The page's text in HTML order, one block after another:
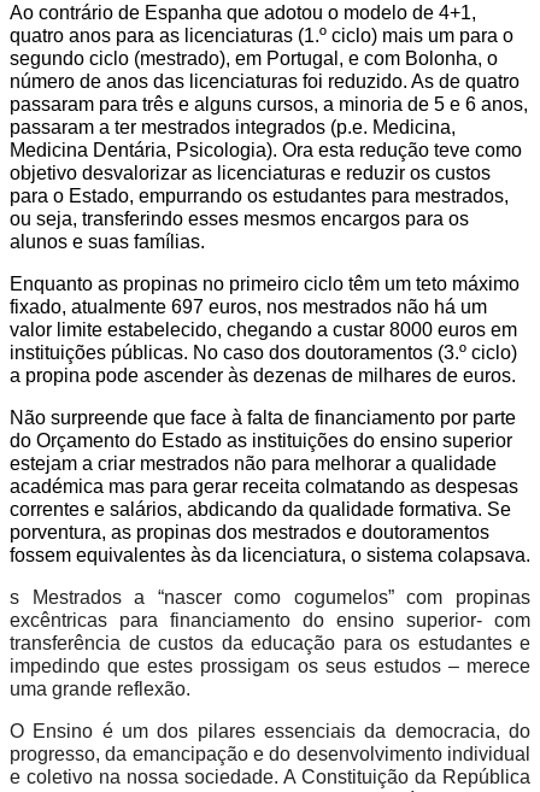
Ao contrário de Espanha que adotou o modelo de 4+1,
quatro anos para as licenciaturas (1.º ciclo) mais um para o
segundo ciclo (mestrado), em Portugal, e com Bolonha, o
número de anos das licenciaturas foi reduzido. As de quatro
passaram para três e alguns cursos, a minoria de 5 e 6 anos,
passaram a ter mestrados integrados (p.e. Medicina,
Medicina Dentária, Psicologia). Ora esta redução teve como
objetivo desvalorizar as licenciaturas e reduzir os custos
para o Estado, empurrando os estudantes para mestrados,
ou seja, transferindo esses mesmos encargos para os
alunos e suas famílias.
Enquanto as propinas no primeiro ciclo têm um teto máximo
fixado, atualmente 697 euros, nos mestrados não há um
valor limite estabelecido, chegando a custar 8000 euros em
instituições públicas. No caso dos doutoramentos (3.º ciclo)
a propina pode ascender às dezenas de milhares de euros.
Não surpreende que face à falta de financiamento por parte
do Orçamento do Estado as instituições do ensino superior
estejam a criar mestrados não para melhorar a qualidade
académica mas para gerar receita colmatando as despesas
correntes e salários, abdicando da qualidade formativa. Se
porventura, as propinas dos mestrados e doutoramentos
fossem equivalentes às da licenciatura, o sistema colapsava.
s Mestrados a “nascer como cogumelos” com propinas
excêntricas para financiamento do ensino superior- com
transferência de custos da educação para os estudantes e
impedindo que estes prossigam os seus estudos – merece
uma grande reflexão.
O Ensino é um dos pilares essenciais da democracia, do
progresso, da emancipação e do desenvolvimento individual
e coletivo na nossa sociedade. A Constituição da República